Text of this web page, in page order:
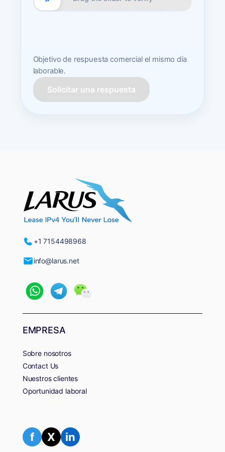
Objetivo de respuesta comercial el mismo día
laborable.
Solicitar una respuesta
+1 7154498968
info@larus.net
EMPRESA
Sobre nosotros
Contact Us
Nuestros clientes
Oportunidad laboral
f X in